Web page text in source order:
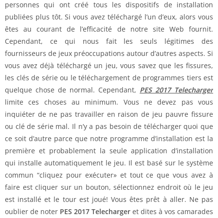
personnes qui ont créé tous les dispositifs de installation
publiées plus tôt. Si vous avez téléchargé l’un d’eux, alors vous
êtes au courant de l’efficacité de notre site Web fournit.
Cependant, ce qui nous fait les seuls légitimes des
fournisseurs de jeux préoccupations autour d’autres aspects. Si
vous avez déjà téléchargé un jeu, vous savez que les fissures,
les clés de série ou le téléchargement de programmes tiers est
quelque chose de normal. Cependant, PES 2017 Telecharger
limite ces choses au minimum. Vous ne devez pas vous
inquiéter de ne pas travailler en raison de jeu pauvre fissure
ou clé de série mal. Il n’y a pas besoin de télécharger quoi que
ce soit d’autre parce que notre programme d’installation est la
première et probablement la seule application d’installation
qui installe automatiquement le jeu. Il est basé sur le système
commun “cliquez pour exécuter» et tout ce que vous avez à
faire est cliquer sur un bouton, sélectionnez endroit où le jeu
est installé et le tour est joué! Vous êtes prêt à aller. Ne pas
oublier de noter PES 2017 Telecharger et dites à vos camarades